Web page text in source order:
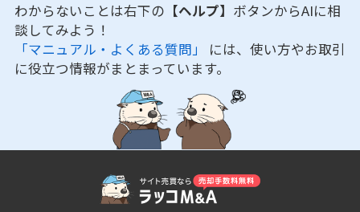
わからないことは右下の 【ヘルプ】 ボタンからAIに相
談してみよう！
「マニュアル・よくある質問」 には、使い方やお取引
に役立つ情報がまとまっています。